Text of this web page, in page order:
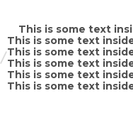
This is some text
This is some text
This is some text
This is some text
This is some text
This is some text